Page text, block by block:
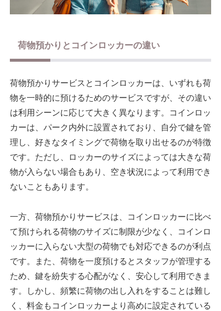
荷物預かりとコインロッカーの違い
荷物預かりサービスとコインロッカーは、いずれも荷
物を一時的に預けるためのサービスですが、その違い
は利用シーンに応じて大きく異なります。コインロッ
カーは、パーク内外に設置されており、自分で鍵を管
理し、好きなタイミングで荷物を取り出せるのが特徴
です。ただし、ロッカーのサイズによっては大きな荷
物が入らない場合もあり、空き状況によって利用でき
ないこともあります。
一方、荷物預かりサービスは、コインロッカーに比べ
て預けられる荷物のサイズに制限が少なく、コインロ
ッカーに入らない大型の荷物でも対応できるのが利点
です。また、荷物を一度預けるとスタッフが管理する
ため、鍵を紛失する心配がなく、安心して利用できま
す。しかし、頻繁に荷物の出し入れをすることは難し
く、料金もコインロッカーより高めに設定されている